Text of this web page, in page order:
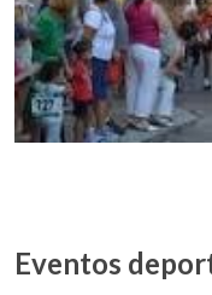
Eventos